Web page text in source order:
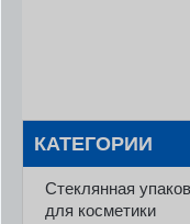
КАТЕГОРИИ
Стеклянная
для косметики